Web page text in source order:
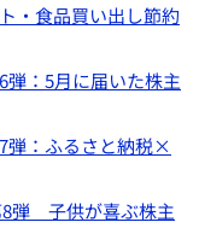
・食品買い出し節約
弾：5月に届いた株主
弾：ふるさと納税×
8弾 子供が喜ぶ株主